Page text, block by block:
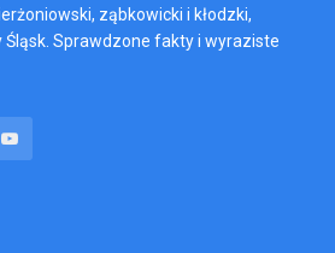
ząbkowicki i kłodzki,
Śląsk. Sprawdzone fakty i wyraziste